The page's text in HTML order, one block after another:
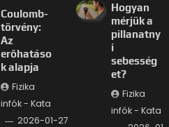
Coulomb-
törvény:
Az
erőhatáso
k alapja
Fizika
infók - Kata
2026-01-27
Hogyan
mérjük a
pillanatny
i
sebesség
et?
Fizika
infók - Kata